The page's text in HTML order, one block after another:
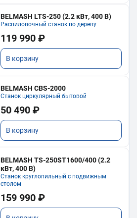
BELMASH LTS-250 (2.2 кВт, 400 В)
Распиловочный станок по дереву
119 990 ₽
В корзину
BELMASH CBS-2000
Станок циркулярный бытовой
50 490 ₽
В корзину
BELMASH TS-250ST1600/400 (2.2
кВт, 400 В)
Станок круглопильный с подвижным
столом
159 990 ₽